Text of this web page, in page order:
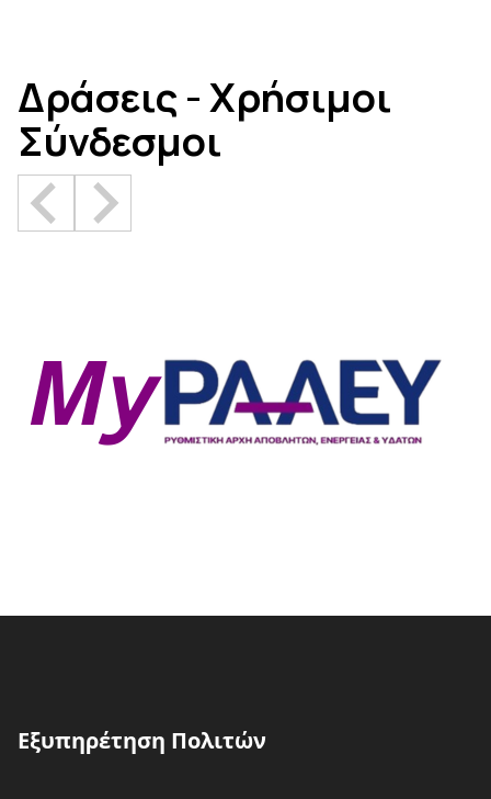
Δράσεις - Χρήσιμοι
Σύνδεσμοι
Εξυπηρέτηση Πολιτών